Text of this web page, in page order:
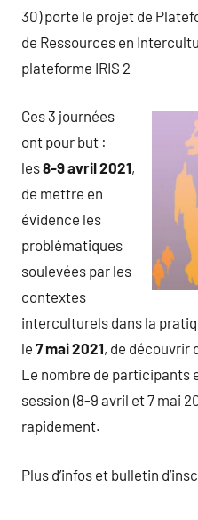
30) porte le projet de
de Ressources en
plateforme IRIS 2
Ces 3 journées
ont pour but :
les8-9 avril 2021,
de mettre en
évidence les
problématiques
soulevées par les
contextes
interculturels dans la
le 7 mai 2021, de découvrir
Le nombre de participants
session (8-9 avril et 7 mai
rapidement.
Plus d’infos et bulletin